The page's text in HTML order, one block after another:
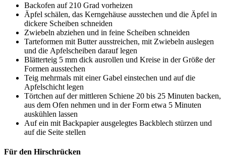
Backofen auf 210 Grad vorheizen
Äpfel schälen, das Kerngehäuse ausstechen und die Äpfel in
dickere Scheiben schneiden
Zwiebeln abziehen und in feine Scheiben schneiden
Tarteformen mit Butter ausstreichen, mit Zwiebeln auslegen
und die Apfelscheiben darauf legen
Blätterteig 5 mm dick ausrollen und Kreise in der Größe der
Formen ausstechen
Teig mehrmals mit einer Gabel einstechen und auf die
Apfelschicht legen
Törtchen auf der mittleren Schiene 20 bis 25 Minuten backen,
aus dem Ofen nehmen und in der Form etwa 5 Minuten
auskühlen lassen
Auf ein mit Backpapier ausgelegtes Backblech stürzen und
auf die Seite stellen
Für den Hirschrücken